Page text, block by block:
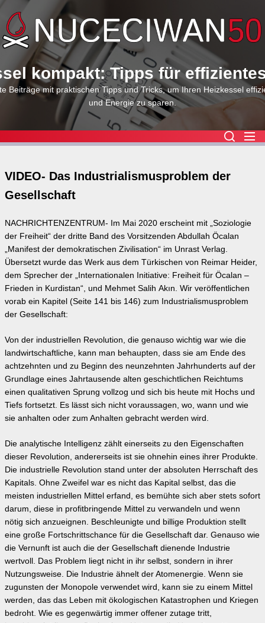
to
the
content
kompakt: Tipps für
Beiträge mit praktischen Tipps und Tricks, um Ihren Heizkessel
und Energie zu sparen.
VIDEO- Das Industrialismusproblem der
Gesellschaft
NACHRICHTENZENTRUM- Im Mai 2020 erscheint mit „Soziologie
der Freiheit“ der dritte Band des Vorsitzenden Abdullah Öcalan
„Manifest der demokratischen Zivilisation“ im Unrast Verlag.
Übersetzt wurde das Werk aus dem Türkischen von Reimar Heider,
dem Sprecher der „Internationalen Initiative: Freiheit für Öcalan –
Frieden in Kurdistan“, und Mehmet Salih Akın. Wir veröffentlichen
vorab ein Kapitel (Seite 141 bis 146) zum Industrialismusproblem
der Gesellschaft:
Von der industriellen Revolution, die genauso wichtig war wie die
landwirtschaftliche, kann man behaupten, dass sie am Ende des
achtzehnten und zu Beginn des neunzehnten Jahrhunderts auf der
Grundlage eines Jahrtausende alten geschichtlichen Reichtums
einen qualitativen Sprung vollzog und sich bis heute mit Hochs und
Tiefs fortsetzt. Es lässt sich nicht voraussagen, wo, wann und wie
sie anhalten oder zum Anhalten gebracht werden wird.
Die analytische Intelligenz zählt einerseits zu den Eigenschaften
dieser Revolution, andererseits ist sie ohnehin eines ihrer Produkte.
Die industrielle Revolution stand unter der absoluten Herrschaft des
Kapitals. Ohne Zweifel war es nicht das Kapital selbst, das die
meisten industriellen Mittel erfand, es bemühte sich aber stets sofort
darum, diese in profitbringende Mittel zu verwandeln und wenn
nötig sich anzueignen. Beschleunigte und billige Produktion stellt
eine große Fortschrittschance für die Gesellschaft dar. Genauso wie
die Vernunft ist auch die der Gesellschaft dienende Industrie
wertvoll. Das Problem liegt nicht in ihr selbst, sondern in ihrer
Nutzungsweise. Die Industrie ähnelt der Atomenergie. Wenn sie
zugunsten der Monopole verwendet wird, kann sie zu einem Mittel
werden, das das Leben mit ökologischen Katastrophen und Kriegen
bedroht. Wie es gegenwärtig immer offener zutage tritt,